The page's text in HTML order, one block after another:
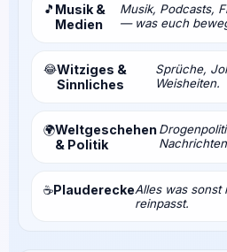
🎵 Musik &
Medien
Musik, Podcasts,
— was euch
😂Witziges &
Sinnliches
Sprüche,
Weisheiten.
🌍Weltgeschehen
& Politik
☕PlaudereckeAlles was sonst
reinpasst.